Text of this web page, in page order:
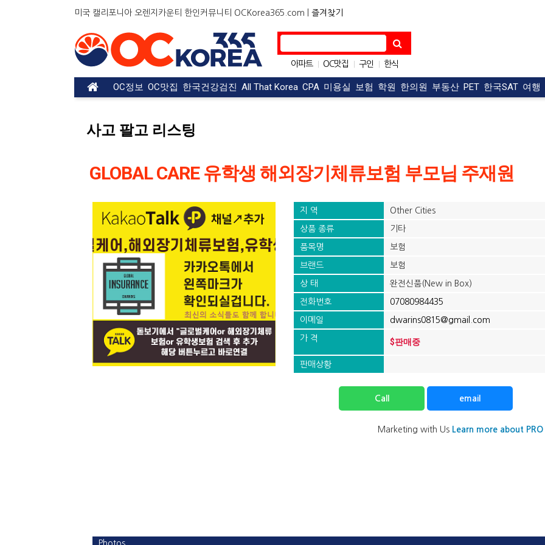
미국 캘리포니아 오렌지카운티 한인커뮤니티 OCKorea365.com | 즐겨찾기
아파트 OC맛집 구인 한식
| 자동차 | 구직
OC정보 OC맛집 한국건강검진 All That Korea CPA 미용실 보험 학원 한의원 부동산 PET 한국SAT 여행
사고 팔고 리스팅
GLOBAL CARE 유학생 해외장기체류보험 부모님 주재원
지 역 Other Cities
상품 종류 기타
품목명 보험
브랜드 보험
상 태 완전신품(New in Box)
전화번호 07080984435
이메일 dwarins0815@gmail.com
가 격 $판매중
판매상황
Call email
Marketing with Us Learn more about PRO
Photos